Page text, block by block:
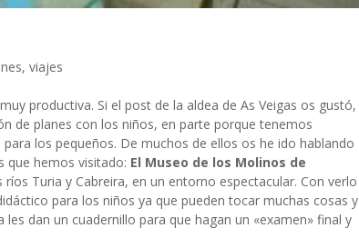
, viajes
productiva. Si el post de la aldea de As Veigas os gustó,
de planes con los niños, en parte porque tenemos
los pequeños. De muchos de ellos os he ido hablando
que hemos visitado: El Museo de los Molinos de
ríos Turia y Cabreira, en un entorno espectacular. Con verlo
para los niños ya que pueden tocar muchas cosas y
dan un cuadernillo para que hagan un «examen» final y